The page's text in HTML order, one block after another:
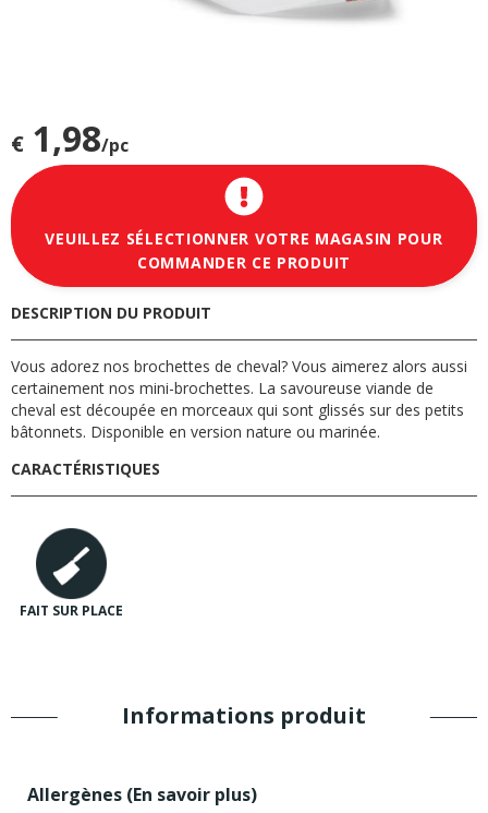
€ 1,98/pc
VEUILLEZ SÉLECTIONNER VOTRE MAGASIN POUR
COMMANDER CE PRODUIT
DESCRIPTION DU PRODUIT
Vous adorez nos brochettes de cheval? Vous aimerez alors aussi
certainement nos mini-brochettes. La savoureuse viande de
cheval est découpée en morceaux qui sont glissés sur des petits
bâtonnets. Disponible en version nature ou marinée.
CARACTÉRISTIQUES
FAIT SUR PLACE
Informations produit
Allergènes (En savoir plus)